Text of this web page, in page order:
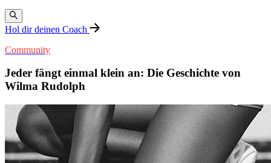
Hol dir deinen Coach
Community
Jeder fängt einmal klein an: Die Geschichte von
Wilma Rudolph